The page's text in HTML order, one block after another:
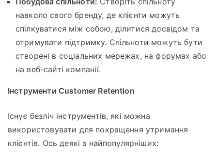
навколо свого бренду, де клієнти можуть
спілкуватися між собою, ділитися досвідом та
отримувати підтримку. Спільноти можуть бути
створені в соціальних мережах, на форумах або
на веб-сайті компанії.
Інструменти Customer Retention
Існує безліч інструментів, які можна
використовувати для покращення утримання
клієнтів. Ось деякі з найпопулярніших: